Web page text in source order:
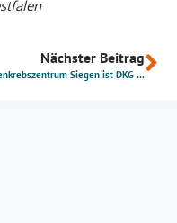
Nächster Beitrag
Lungenkrebszentrum Siegen ist DKG zertifiziert